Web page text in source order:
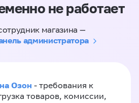
не работает
магазина —
администратора
Озон - требования к
товаров, комиссии,